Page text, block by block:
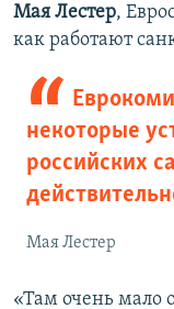
Мая Лестер,
как работают
некоторые
российских
Мая Лестер
«Там очень мало